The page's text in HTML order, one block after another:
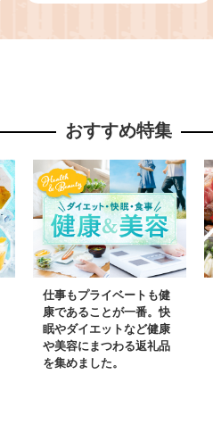
あり サイズ不揃い】
おすすめ特集
仕事もプライベートも健
康であることが一番。快
眠やダイエットなど健康
や美容にまつわる返礼品
を集めました。